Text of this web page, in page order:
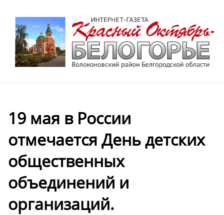
19 мая в России
отмечается День детских
общественных
объединений и
организаций.